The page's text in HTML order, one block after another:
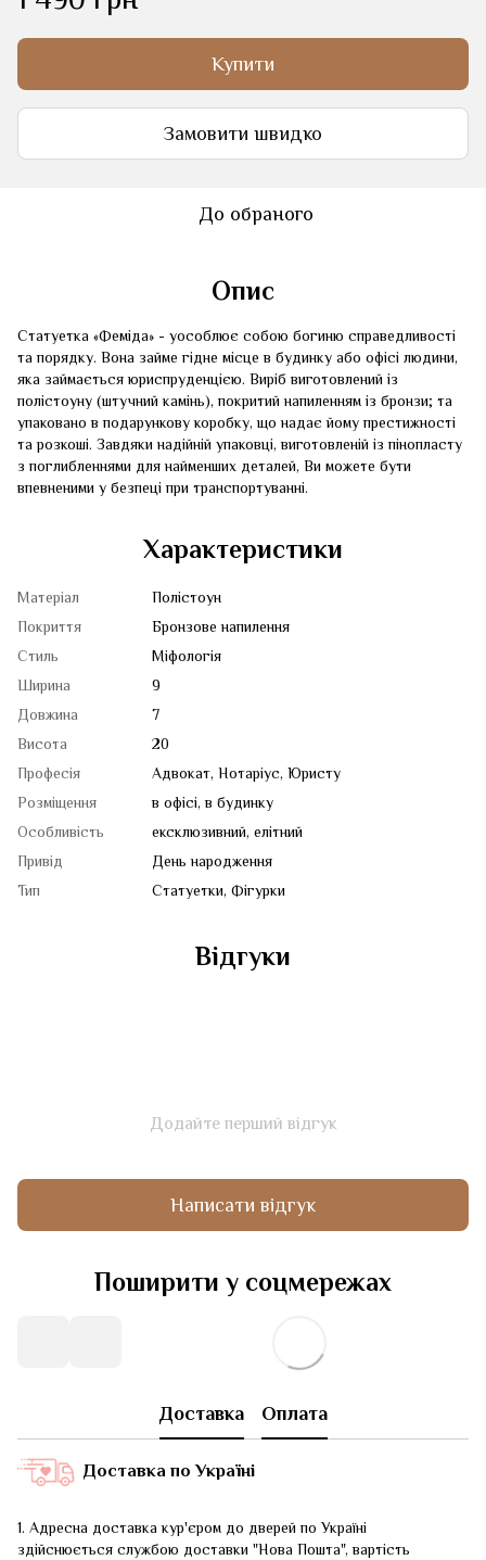
Купити
Замовити швидко
До обраного
Опис
Статуетка «Феміда» - уособлює собою богиню справедливості
та порядку. Вона займе гідне місце в будинку або офісі людини,
яка займається юриспруденцією. Виріб виготовлений із
полістоуну (штучний камінь), покритий напиленням із бронзи; та
упаковано в подарункову коробку, що надає йому престижності
та розкоші. Завдяки надійній упаковці, виготовленій із пінопласту
з поглибленнями для найменших деталей, Ви можете бути
впевненими у безпеці при транспортуванні.
Характеристики
Матеріал
Полістоун
Покриття
Бронзове напилення
Стиль
Міфологія
Ширина
9
Довжина
7
Висота
20
Професія
Адвокат, Нотаріус, Юристу
Розміщення
в офісі, в будинку
Особливість
ексклюзивний, елітний
Привід
День народження
Тип
Статуетки, Фігурки
Відгуки
Додайте перший відгук
Написати відгук
Поширити у соцмережах
Доставка Оплата
Доставка по Україні
1. Адресна доставка кур'єром до дверей по Україні
здійснюється службою доставки "Нова Пошта", вартість